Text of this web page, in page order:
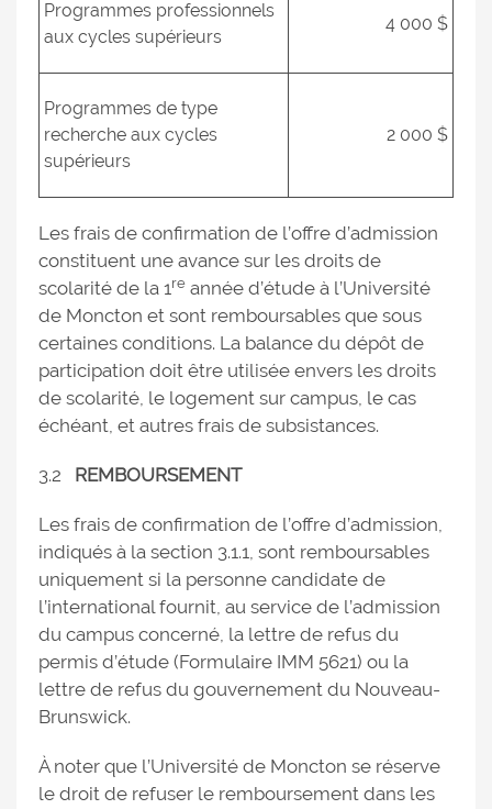
Programmes professionnels
aux cycles supérieurs
4 000 $
Programmes de type
recherche aux cycles
supérieurs
2 000 $
Les frais de confirmation de l’offre d’admission
constituent une avance sur les droits de
scolarité de la 1re année d’étude à l’Université
de Moncton et sont remboursables que sous
certaines conditions. La balance du dépôt de
participation doit être utilisée envers les droits
de scolarité, le logement sur campus, le cas
échéant, et autres frais de subsistances.
3.2 REMBOURSEMENT
Les frais de confirmation de l’offre d’admission,
indiqués à la section 3.1.1, sont remboursables
uniquement si la personne candidate de
l’international fournit, au service de l’admission
du campus concerné, la lettre de refus du
permis d’étude (Formulaire IMM 5621) ou la
lettre de refus du gouvernement du Nouveau-
Brunswick.
À noter que l’Université de Moncton se réserve
le droit de refuser le remboursement dans les